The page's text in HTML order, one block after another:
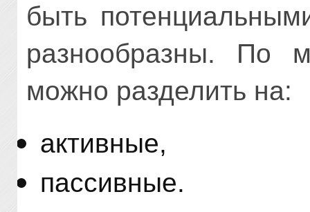
быть
разнообразны. По
можно разделить на:
активные,
пассивные.